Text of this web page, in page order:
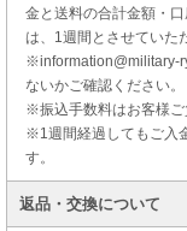
金と送料の合計金額・
は、1週間とさせていた
※information@military-
ないかご確認ください。
※振込手数料はお客様ご
※1週間経過してもご入
す。
返品・交換について